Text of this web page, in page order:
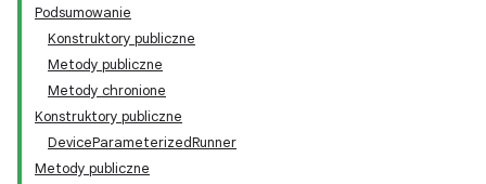
Podsumowanie
Konstruktory publiczne
Metody publiczne
Metody chronione
Konstruktory publiczne
DeviceParameterizedRunner
Metody publiczne